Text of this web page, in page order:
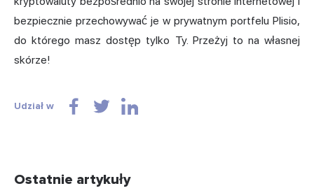
bezpiecznie przechowywać je w prywatnym portfelu Plisio,
do którego masz dostęp tylko Ty. Przeżyj to na własnej
skórze!
Udział w
Ostatnie artykuły